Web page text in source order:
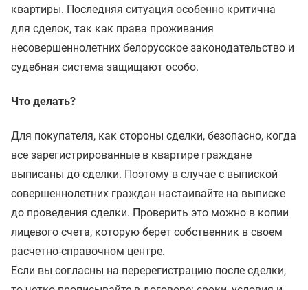
квартиры. Последняя ситуация особенно критична
для сделок, так как права проживания
несовершеннолетних белорусское законодательство и
судебная система защищают особо.
Что делать?
Для покупателя, как стороны сделки, безопасно, когда
все зарегистрированные в квартире граждане
выписаны до сделки. Поэтому в случае с выпиской
совершеннолетних граждан настаивайте на выписке
до проведения сделки. Проверить это можно в копии
лицевого счета, которую берет собственник в своем
расчетно-справочном центре.
Если вы согласны на перерегистрацию после сделки,